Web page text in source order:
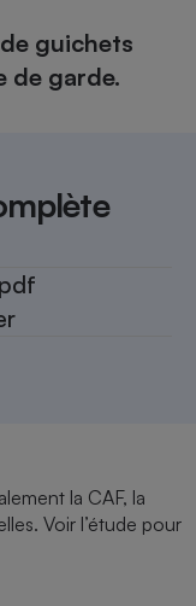
guichets
de garde.
la CAF, la
Voir l’étude pour